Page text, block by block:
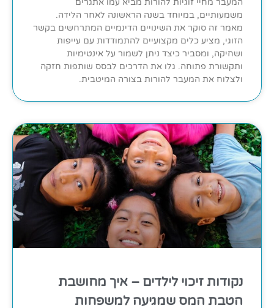
משמעותיים, במיוחד בשנה הראשונה לאחר הלידה.
מאמר זה סוקר את השינויים הדינמיים המתרחשים בקשר
הזוגי, מציע כלים מקצועיים להתמודדות עם עייפות
ושחיקה, ומסביר כיצד ניתן לשמור על אינטימיות
ותקשורת פתוחה. גלו את הדרכים לבסס שותפות חזקה
ולצלוח את המעבר להורות בצורה המיטבית.
נקודות זיכוי לילדים – איך מחושבת
הטבת המס שמגיעה למשפחות